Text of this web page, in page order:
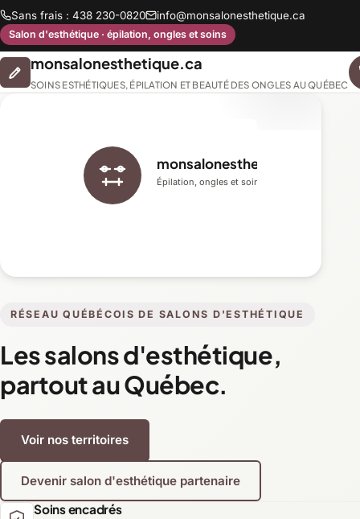
Sans frais : 438 230-0820 info@monsalonesthetique.ca
Salon d'esthétique · épilation, ongles et soins
monsalonesthetique.ca
SOINS ESTHÉTIQUES, ÉPILATION ET BEAUTÉ DES ONGLES AU QUÉBEC
RÉSEAU QUÉBÉCOIS DE SALONS D'ESTHÉTIQUE
Les salons d'esthétique,
partout au Québec.
Voir nos territoires
Devenir salon d'esthétique partenaire
monsalonesthetique.ca
Épilation, ongles et soins du visage
Soins encadrés